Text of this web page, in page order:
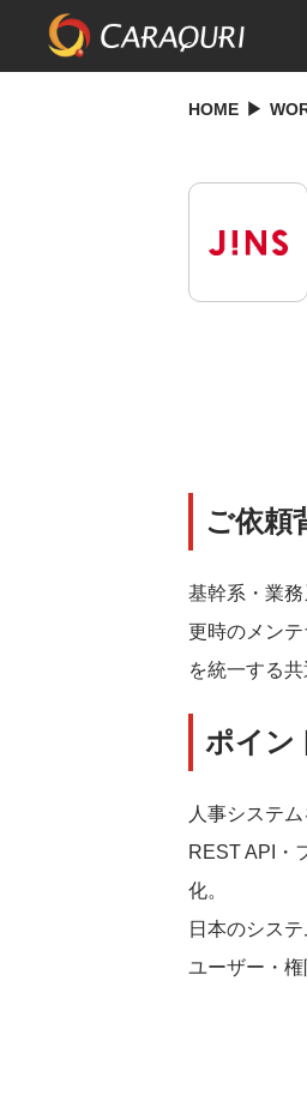
HOME
ご依頼
基幹系・業
更時のメン
を統一する
ポイン
人事システ
REST API・
化。
日本のシス
ユーザー・権